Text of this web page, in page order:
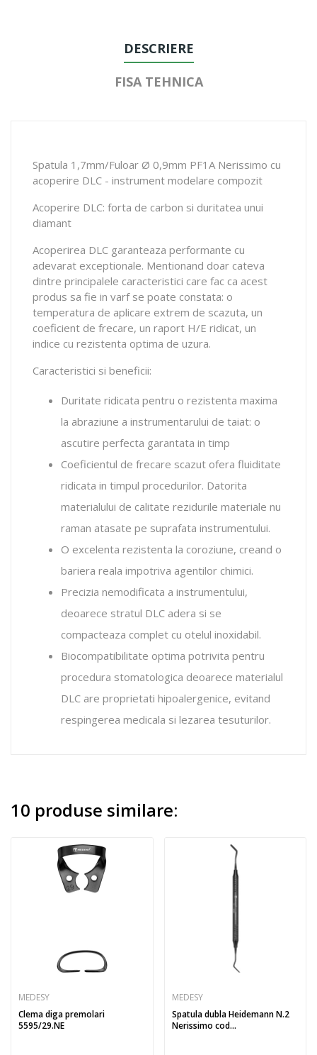
DESCRIERE
FISA TEHNICA
Spatula 1,7mm/Fuloar Ø 0,9mm PF1A Nerissimo cu
acoperire DLC - instrument modelare compozit
Acoperire DLC: forta de carbon si duritatea unui
diamant
Acoperirea DLC garanteaza performante cu
adevarat exceptionale. Mentionand doar cateva
dintre principalele caracteristici care fac ca acest
produs sa fie in varf se poate constata: o
temperatura de aplicare extrem de scazuta, un
coeficient de frecare, un raport H/E ridicat, un
indice cu rezistenta optima de uzura.
Caracteristici si beneficii:
Duritate ridicata pentru o rezistenta maxima
la abraziune a instrumentarului de taiat: o
ascutire perfecta garantata in timp
Coeficientul de frecare scazut ofera fluiditate
ridicata in timpul procedurilor. Datorita
materialului de calitate rezidurile materiale nu
raman atasate pe suprafata instrumentului.
O excelenta rezistenta la coroziune, creand o
bariera reala impotriva agentilor chimici.
Precizia nemodificata a instrumentului,
deoarece stratul DLC adera si se
compacteaza complet cu otelul inoxidabil.
Biocompatibilitate optima potrivita pentru
procedura stomatologica deoarece materialul
DLC are proprietati hipoalergenice, evitand
respingerea medicala si lezarea tesuturilor.
10 produse similare:
MEDESY
Clema diga premolari
5595/29.NE
MEDESY
Spatula dubla Heidemann N.2
Nerissimo cod...